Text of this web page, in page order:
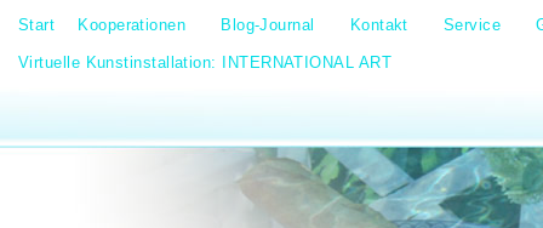
Start Kooperationen Blog-Journal Kontakt Service
Virtuelle Kunstinstallation: INTERNATIONAL ART